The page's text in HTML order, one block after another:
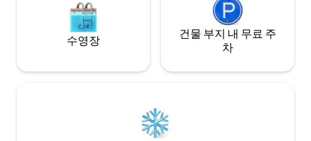
수영장
건물 부지 내 무료 주
차